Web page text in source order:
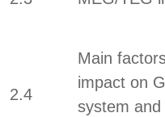
2.4
Main
impact on
system